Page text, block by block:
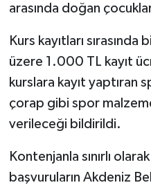
arasında doğan
Kurs kayıtları
üzere 1.000 TL kayıt
kurslara kayıt yaptıran
çorap gibi spor
verileceği bildirildi.
Kontenjanla sınırlı
başvuruların Akdeniz